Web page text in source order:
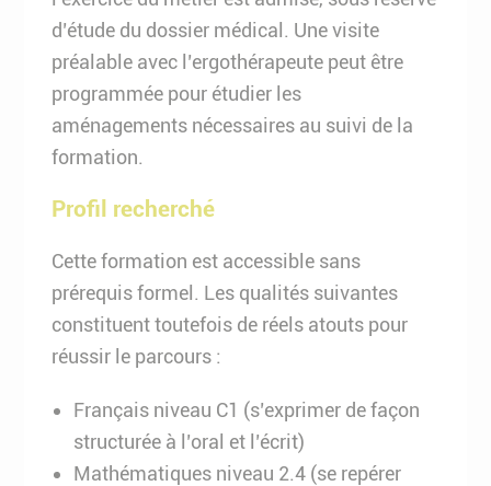
d’étude du dossier médical. Une visite
préalable avec l’ergothérapeute peut être
programmée pour étudier les
aménagements nécessaires au suivi de la
formation.
Profil recherché
Cette formation est accessible sans
prérequis formel. Les qualités suivantes
constituent toutefois de réels atouts pour
réussir le parcours :
Français niveau C1 (s’exprimer de façon
structurée à l’oral et l’écrit)
Mathématiques niveau 2.4 (se repérer